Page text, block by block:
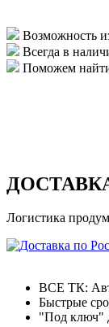
Возможность
Всегда в
Поможем
Логистика
ВСЕ ТК:
Быстрые
"Под ключ"